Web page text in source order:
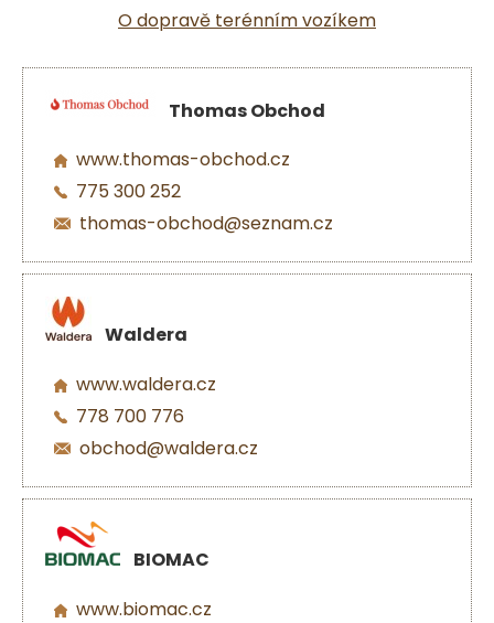
O dopravě terénním vozíkem
Thomas Obchod
www.thomas-obchod.cz
775 300 252
thomas-obchod@seznam.cz
Waldera
www.waldera.cz
778 700 776
obchod@waldera.cz
BIOMAC
www.biomac.cz